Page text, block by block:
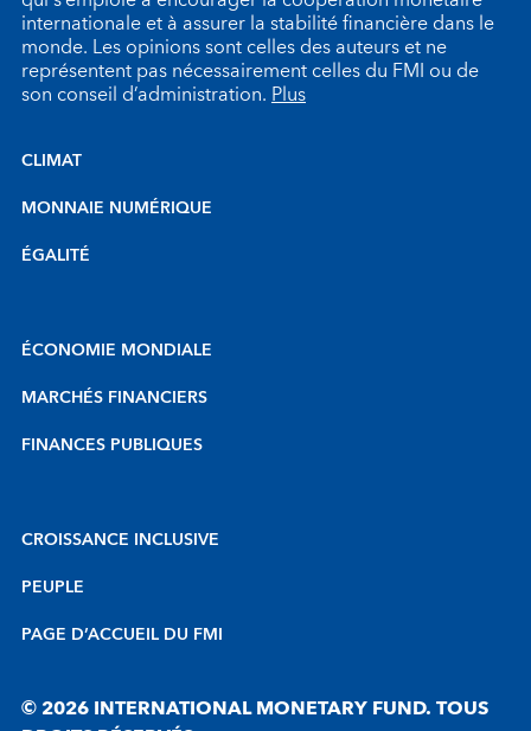
internationale et à assurer la stabilité financière dans le
monde. Les opinions sont celles des auteurs et ne
représentent pas nécessairement celles du FMI ou de
son conseil d’administration.Plus
CLIMAT
MONNAIE NUMÉRIQUE
ÉGALITÉ
ÉCONOMIE MONDIALE
MARCHÉS FINANCIERS
FINANCES PUBLIQUES
CROISSANCE INCLUSIVE
PEUPLE
PAGE D’ACCUEIL DU FMI
© 2026 INTERNATIONAL MONETARY FUND. TOUS